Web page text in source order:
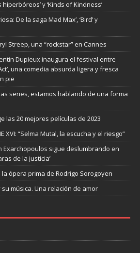
hiperbóreos’ y ‘Kinds of Kindness’
De la saga Mad Max’, ‘Bird’ y
Streep, una “rockstar” en Cannes
Dupieux inaugura el festival entre
una comedia absurda ligera y fresca
pie
las series, estamos hablando de una forma
las 20 mejores películas de 2023
XVI: “Selma Mutal, la escucha y el riesgo”
Exarchopoulos sigue deslumbrando en
de la justicia’
la ópera prima de Rodrigo Sorogoyen
música. Una relación de amor